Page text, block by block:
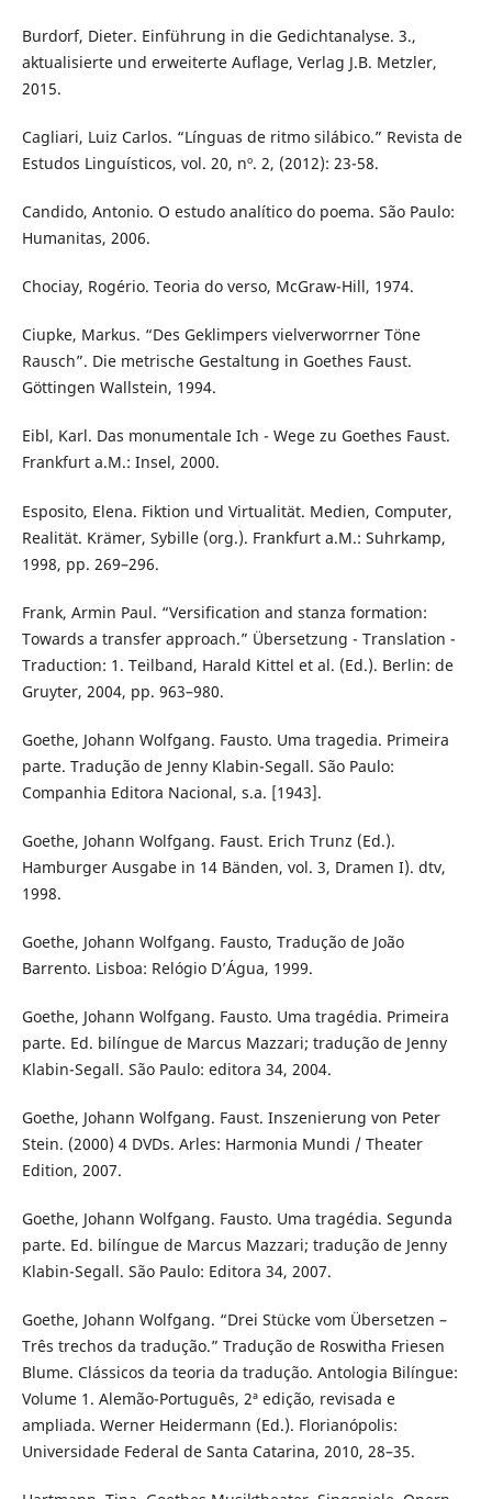
Burdorf, Dieter. Einführung in die Gedichtanalyse. 3.,
aktualisierte und erweiterte Auflage, Verlag J.B. Metzler,
2015.
Cagliari, Luiz Carlos. “Línguas de ritmo silábico.” Revista de
Estudos Linguísticos, vol. 20, nº. 2, (2012): 23-58.
Candido, Antonio. O estudo analítico do poema. São Paulo:
Humanitas, 2006.
Chociay, Rogério. Teoria do verso, McGraw-Hill, 1974.
Ciupke, Markus. “Des Geklimpers vielverworrner Töne
Rausch”. Die metrische Gestaltung in Goethes Faust.
Göttingen Wallstein, 1994.
Eibl, Karl. Das monumentale Ich - Wege zu Goethes Faust.
Frankfurt a.M.: Insel, 2000.
Esposito, Elena. Fiktion und Virtualität. Medien, Computer,
Realität. Krämer, Sybille (org.). Frankfurt a.M.: Suhrkamp,
1998, pp. 269–296.
Frank, Armin Paul. “Versification and stanza formation:
Towards a transfer approach.” Übersetzung - Translation -
Traduction: 1. Teilband, Harald Kittel et al. (Ed.). Berlin: de
Gruyter, 2004, pp. 963–980.
Goethe, Johann Wolfgang. Fausto. Uma tragedia. Primeira
parte. Tradução de Jenny Klabin-Segall. São Paulo:
Companhia Editora Nacional, s.a. [1943].
Goethe, Johann Wolfgang. Faust. Erich Trunz (Ed.).
Hamburger Ausgabe in 14 Bänden, vol. 3, Dramen I). dtv,
1998.
Goethe, Johann Wolfgang. Fausto, Tradução de João
Barrento. Lisboa: Relógio D’Água, 1999.
Goethe, Johann Wolfgang. Fausto. Uma tragédia. Primeira
parte. Ed. bilíngue de Marcus Mazzari; tradução de Jenny
Klabin-Segall. São Paulo: editora 34, 2004.
Goethe, Johann Wolfgang. Faust. Inszenierung von Peter
Stein. (2000) 4 DVDs. Arles: Harmonia Mundi / Theater
Edition, 2007.
Goethe, Johann Wolfgang. Fausto. Uma tragédia. Segunda
parte. Ed. bilíngue de Marcus Mazzari; tradução de Jenny
Klabin-Segall. São Paulo: Editora 34, 2007.
Goethe, Johann Wolfgang. “Drei Stücke vom Übersetzen –
Três trechos da tradução.” Tradução de Roswitha Friesen
Blume. Clássicos da teoria da tradução. Antologia Bilíngue:
Volume 1. Alemão-Português, 2ª edição, revisada e
ampliada. Werner Heidermann (Ed.). Florianópolis:
Universidade Federal de Santa Catarina, 2010, 28–35.